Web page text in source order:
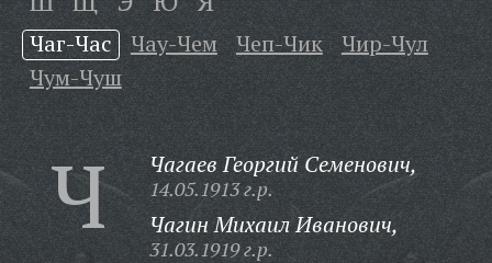
Чаг-Час Чау-Чем Чеп-Чик
Чир-Чул
Чум-Чуш
Ч Чагаев Георгий Семенович,
14.05.1913 г.р.
Чагин Михаил Иванович,
31.03.1919 г.р.